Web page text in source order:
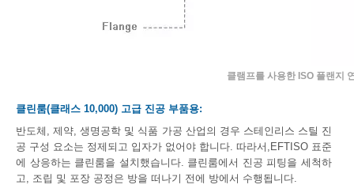
클램프를 사용한 ISO 플랜지
클린룸(클래스 10,000) 고급 진공 부품용:
반도체, 제약, 생명공학 및 식품 가공 산업의 경우 스테인리스 스틸 진
공 구성 요소는 정제되고 입자가 없어야 합니다. 따라서,EFTISO 표준
에 상응하는 클린룸을 설치했습니다. 클린룸에서 진공 피팅을 세척하
고, 조립 및 포장 공정은 방을 떠나기 전에 방에서 수행됩니다.